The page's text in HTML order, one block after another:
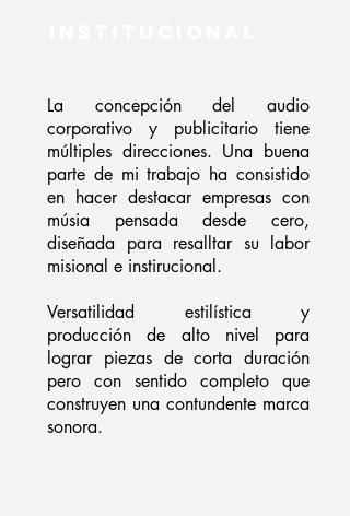
La concepción del audio
corporativo y publicitario tiene
múltiples direcciones. Una buena
parte de mi trabajo ha consistido
en hacer destacar empresas con
músia pensada desde cero,
diseñada para resalltar su labor
misional e instirucional.
Versatilidad estilística y
producción de alto nivel para
lograr piezas de corta duración
pero con sentido completo que
construyen una contundente marca
sonora.